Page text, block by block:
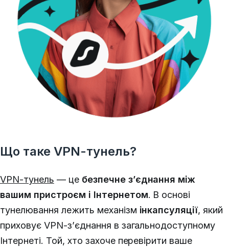
Що таке VPN-тунель?
VPN-тунель — це безпечне з’єднання між
вашим пристроєм і Інтернетом. В основі
тунелювання лежить механізм інкапсуляції, який
приховує VPN-з’єднання в загальнодоступному
Інтернеті. Той, хто захоче перевірити ваше